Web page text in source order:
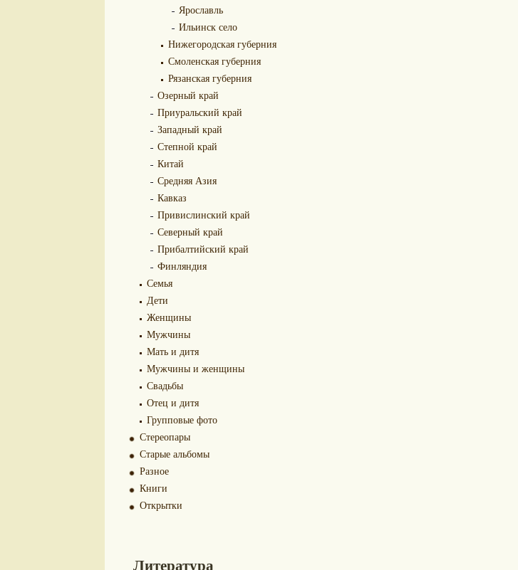
Ярославль
Ильинск село
Нижегородская губерния
Смоленская губерния
Рязанская губерния
Озерный край
Приуральский край
Западный край
Степной край
Китай
Средняя Азия
Кавказ
Привислинский край
Северный край
Прибалтийский край
Финляндия
Семья
Дети
Женщины
Мужчины
Мать и дитя
Мужчины и женщины
Свадьбы
Отец и дитя
Групповые фото
Стереопары
Старые альбомы
Разное
Книги
Открытки
Литература